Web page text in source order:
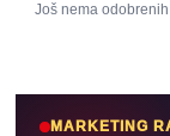
Još nema
MARKETING